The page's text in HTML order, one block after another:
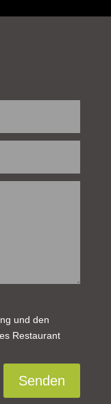
und den
Restaurant
Senden